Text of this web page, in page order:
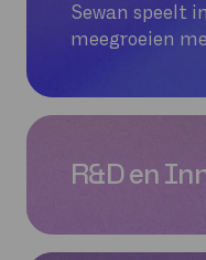
Sewan speelt
meegroeien
R&D en